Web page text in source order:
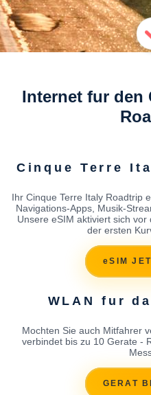
Internet fur den
Cinque Terre
Ihr Cinque Terre Italy Roadtrip
Navigations-Apps, Musik-
Unsere eSIM aktiviert sich
der ersten
eSIM
WLAN fur
Mochten Sie auch Mitfahrer
verbindet bis zu 10 Gerate -
GERAT